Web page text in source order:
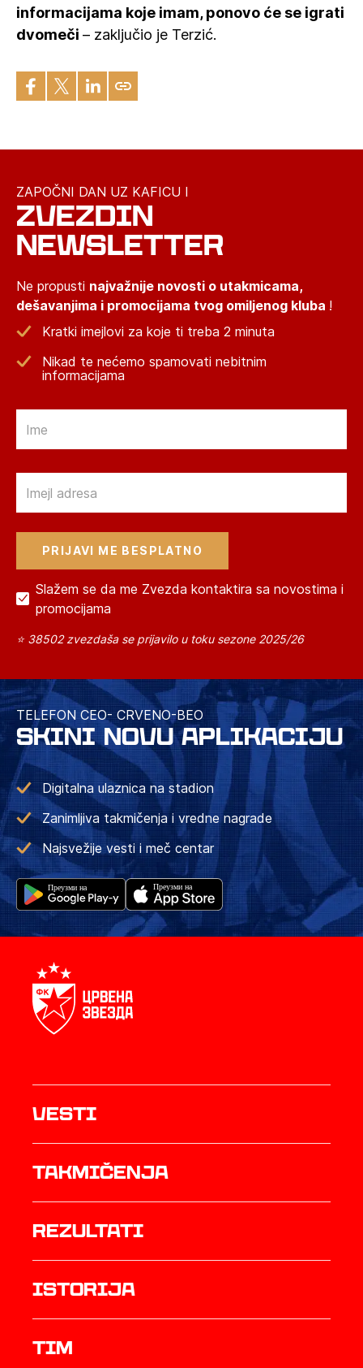
informacijama koje imam, ponovo će se igrati
dvomeči – zaključio je Terzić.
ZAPOČNI DAN UZ KAFICU I
ZVEZDIN
NEWSLETTER
Ne propusti najvažnije novosti o utakmicama,
dešavanjima i promocijama tvog omiljenog kluba !
Kratki imejlovi za koje ti treba 2 minuta
Nikad te nećemo spamovati nebitnim
informacijama
Slažem se da me Zvezda kontaktira sa novostima i
promocijama
⭐ 38502 zvezdaša se prijavilo u toku sezone 2025/26
TELEFON CEO- CRVENO-BEO
SKINI NOVU APLIKACIJU
Digitalna ulaznica na stadion
Zanimljiva takmičenja i vredne nagrade
Najsvežije vesti i meč centar
Vesti
Takmičenja
rezultati
istorija
TIM